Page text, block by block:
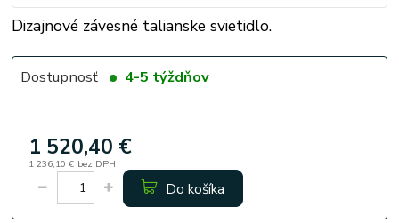
Dizajnové závesné talianske svietidlo.
Dostupnosť 4-5 týždňov
1 520,40 €
1 236,10 € bez DPH
Do košíka